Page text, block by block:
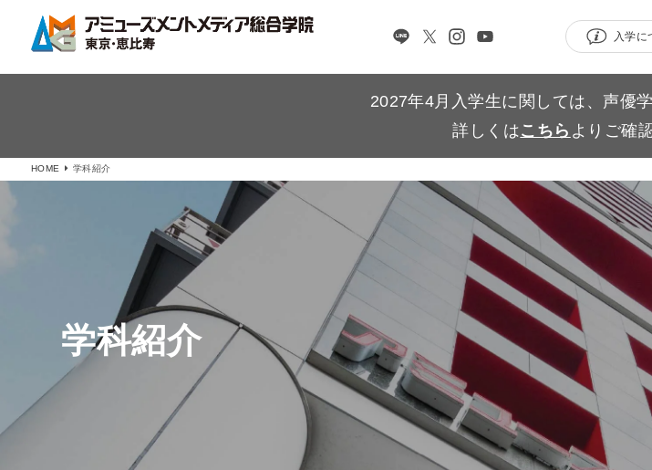
入学に
2027年4月入学生に関しては、声優
詳しくはこちら よりご確
HOME 学科紹介
学科紹介